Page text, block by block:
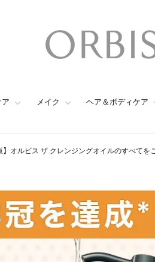
メイク ヘア＆ボディケア
】オルビス ザ クレンジングオイルのすべて